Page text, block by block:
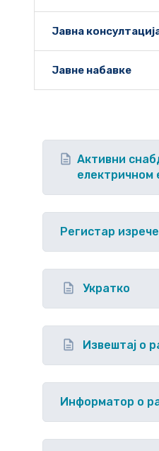
Јавна
Јавне набавке
Активни
електричном
Регистар
Укратко
Извештај о
Информатор о